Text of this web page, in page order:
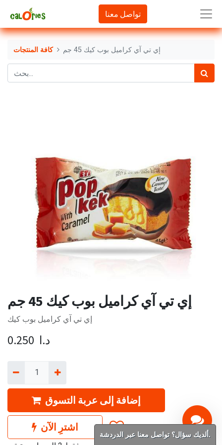
تواصل معنا
كافة المنتجات إي تي آي كراميل بوب كيك 45 جم
إي تي آي كراميل بوب كيك 45 جم
إي تي آي كراميل بوب كيك
0.250 د.ا
إضافة إلى عربة التسوق
اشترِ الآن
ألديك سؤال؟ تواصل معنا عبر الدردشة.